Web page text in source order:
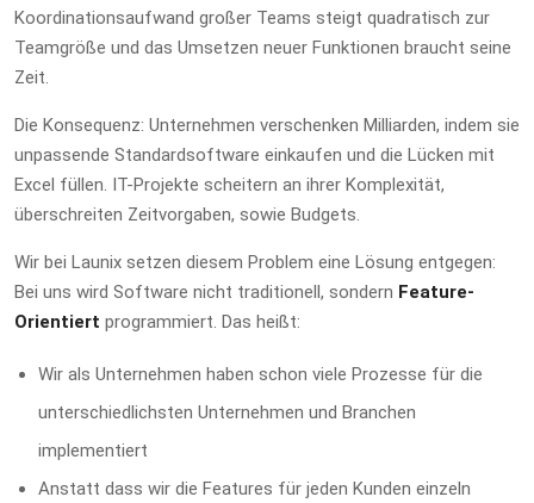
Koordinationsaufwand großer Teams steigt quadratisch zur
Teamgröße und das Umsetzen neuer Funktionen braucht seine
Zeit.
Die Konsequenz: Unternehmen verschenken Milliarden, indem sie
unpassende Standardsoftware einkaufen und die Lücken mit
Excel füllen. IT-Projekte scheitern an ihrer Komplexität,
überschreiten Zeitvorgaben, sowie Budgets.
Wir bei Launix setzen diesem Problem eine Lösung entgegen:
Bei uns wird Software nicht traditionell, sondern Feature-
Orientiert programmiert. Das heißt:
Wir als Unternehmen haben schon viele Prozesse für die
unterschiedlichsten Unternehmen und Branchen
implementiert
Anstatt dass wir die Features für jeden Kunden einzeln